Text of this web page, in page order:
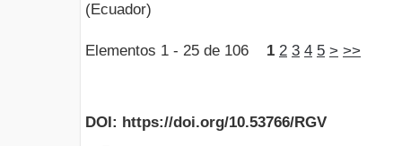
(Ecuador)
Elementos 1 - 25 de 106 1 2 3 4 5 > >>
DOI: https://doi.org/10.53766/RGV